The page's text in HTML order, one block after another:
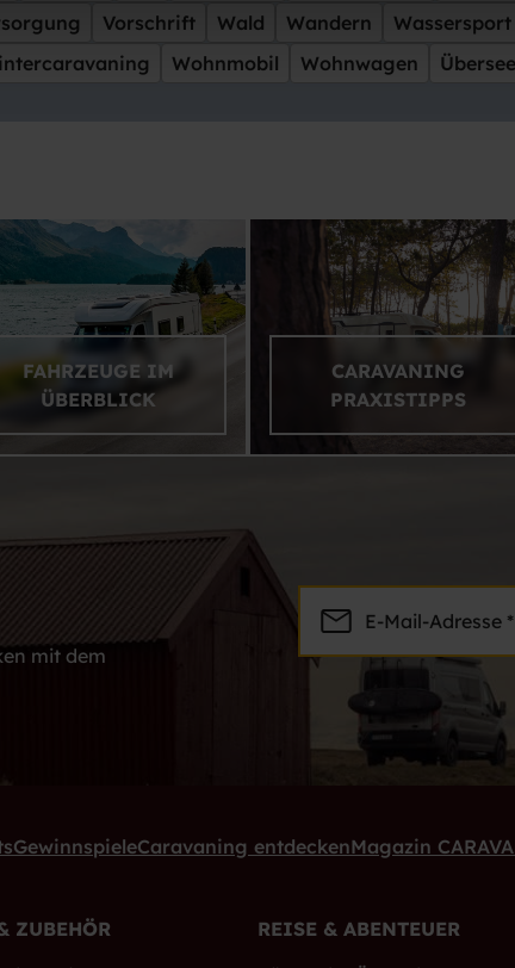
Vorschrift Wald Wandern Wassersport
Wohnmobil Wohnwagen Übersee
FAHRZEUGE IM
ÜBERBLICK
CARAVANING
PRAXISTIPPS
mit dem
E-Mail-Adresse *
GewinnspieleCaravaning entdeckenMagazin
ZUBEHÖR
REISE & ABENTEUER